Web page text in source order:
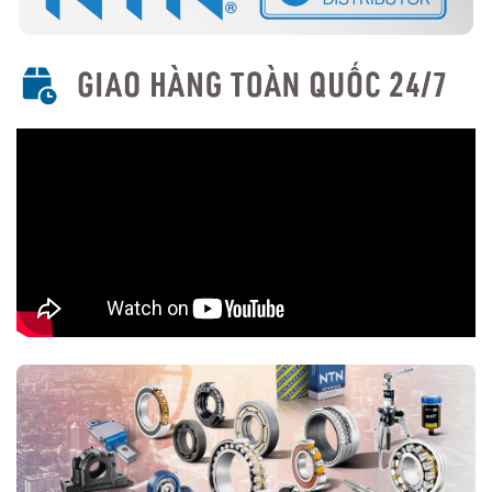
Vòng bi cầu rãnh sâu 1 dãy (Single Row Deep Groove
Ball Bearings)
Thiết kế với hai hàng bi giúp tăng khả năng chịu tải.
Dùng trong các ứng dụng có tải trọng lớn hơn.
Theo Kiểu Bảo Vệ